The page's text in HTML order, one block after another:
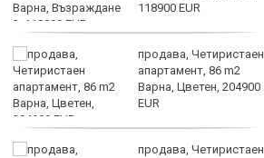
118900 EUR
продава, Четиристаен
апартамент, 86 m2
Варна, Цветен, 204900
EUR
продава, Четиристаен